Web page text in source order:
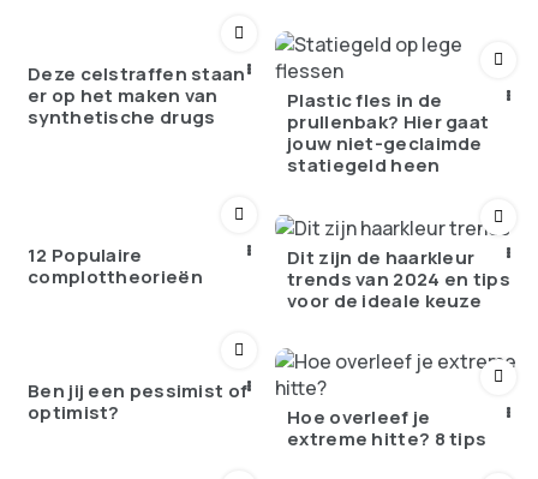
Deze celstraffen staan
er op het maken van
synthetische drugs
Plastic fles in de
prullenbak? Hier gaat
jouw niet-geclaimde
statiegeld heen
12 Populaire
complottheorieën
Dit zijn de haarkleur
trends van 2024 en tips
voor de ideale keuze
Ben jij een pessimist of
optimist?
Hoe overleef je
extreme hitte? 8 tips